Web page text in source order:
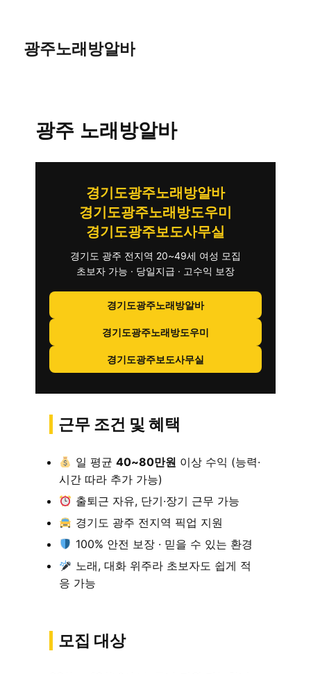
광주노래방알바
광주 노래방알바
경기도광주노래방알바
경기도광주노래방도우미
경기도광주보도사무실
경기도 광주 전지역 20~49세 여성 모집
초보자 가능 · 당일지급 · 고수익 보장
경기도광주노래방알바
경기도광주노래방도우미
경기도광주보도사무실
근무 조건 및 혜택
일 평균 40~80만원 이상 수익 (능력·
시간 따라 추가 가능)
출퇴근 자유, 단기·장기 근무 가능
경기도 광주 전지역 픽업 지원
100% 안전 보장 · 믿을 수 있는 환경
노래, 대화 위주라 초보자도 쉽게 적
응 가능
모집 대상